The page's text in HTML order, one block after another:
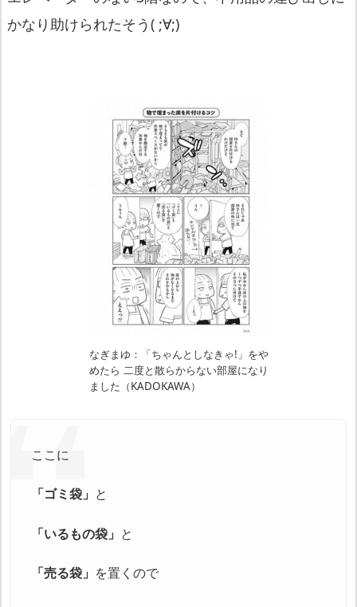
かなり助けられたそう( ;∀;)
なぎまゆ：「ちゃんとしなきゃ!」をや
めたら 二度と散らからない部屋になり
ました（KADOKAWA）
ここに
「ゴミ袋」 と
「いるもの袋」 と
「売る袋」 を置くので